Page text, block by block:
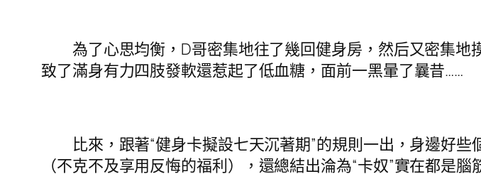
為了心思均衡，D哥密集地往了幾回健身房，然后又密集地
致了滿身有力四肢發軟還惹起了低血糖，面前一黑暈了曩昔……
比來，跟著“健身卡擬設七天沉著期”的規則一出，身邊好些
（不克不及享用反悔的福利），還總結出淪為“卡奴”實在都是腦